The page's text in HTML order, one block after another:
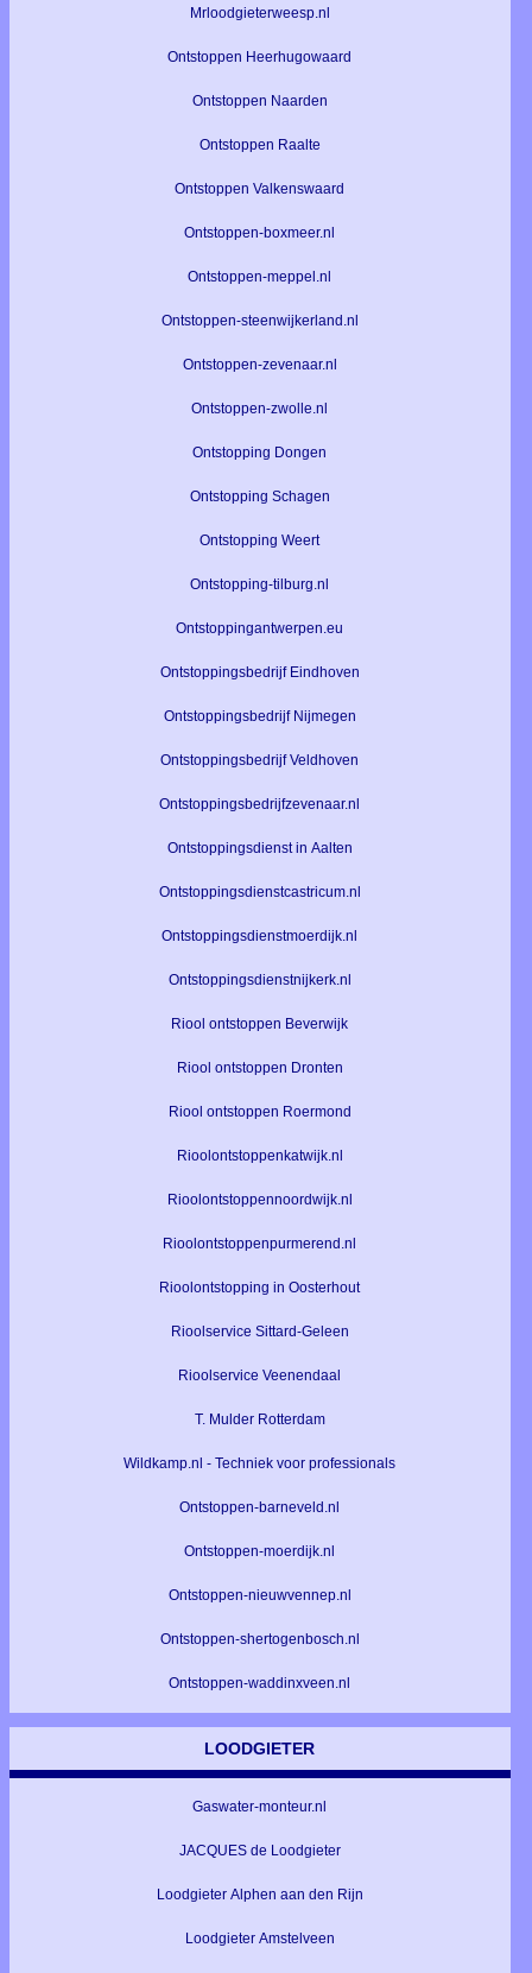
Mrloodgieterweesp.nl
Ontstoppen Heerhugowaard
Ontstoppen Naarden
Ontstoppen Raalte
Ontstoppen Valkenswaard
Ontstoppen-boxmeer.nl
Ontstoppen-meppel.nl
Ontstoppen-steenwijkerland.nl
Ontstoppen-zevenaar.nl
Ontstoppen-zwolle.nl
Ontstopping Dongen
Ontstopping Schagen
Ontstopping Weert
Ontstopping-tilburg.nl
Ontstoppingantwerpen.eu
Ontstoppingsbedrijf Eindhoven
Ontstoppingsbedrijf Nijmegen
Ontstoppingsbedrijf Veldhoven
Ontstoppingsbedrijfzevenaar.nl
Ontstoppingsdienst in Aalten
Ontstoppingsdienstcastricum.nl
Ontstoppingsdienstmoerdijk.nl
Ontstoppingsdienstnijkerk.nl
Riool ontstoppen Beverwijk
Riool ontstoppen Dronten
Riool ontstoppen Roermond
Rioolontstoppenkatwijk.nl
Rioolontstoppennoordwijk.nl
Rioolontstoppenpurmerend.nl
Rioolontstopping in Oosterhout
Rioolservice Sittard-Geleen
Rioolservice Veenendaal
T. Mulder Rotterdam
Wildkamp.nl - Techniek voor professionals
Ontstoppen-barneveld.nl
Ontstoppen-moerdijk.nl
Ontstoppen-nieuwvennep.nl
Ontstoppen-shertogenbosch.nl
Ontstoppen-waddinxveen.nl
LOODGIETER
Gaswater-monteur.nl
JACQUES de Loodgieter
Loodgieter Alphen aan den Rijn
Loodgieter Amstelveen